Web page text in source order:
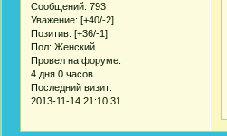
Сообщений: 793
Уважение: [+40/-2]
Позитив: [+36/-1]
Пол: Женский
Провел на форуме:
4 дня 0 часов
Последний визит:
2013-11-14 21:10:31